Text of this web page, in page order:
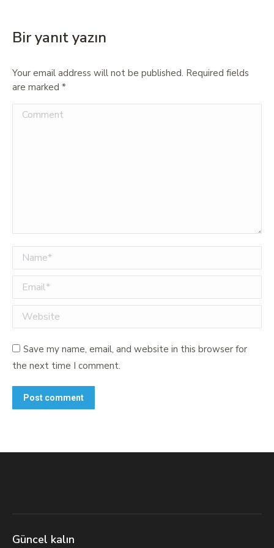
Bir yanıt yazın
Your email address will not be published. Required fields
are marked *
Comment
Name *
Email *
Website
Save my name, email, and website in this browser for
the next time I comment.
Post comment
Güncel kalın